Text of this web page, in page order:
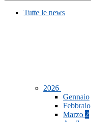
Tutte le news
2026
Gennaio
Febbraio
Marzo 2